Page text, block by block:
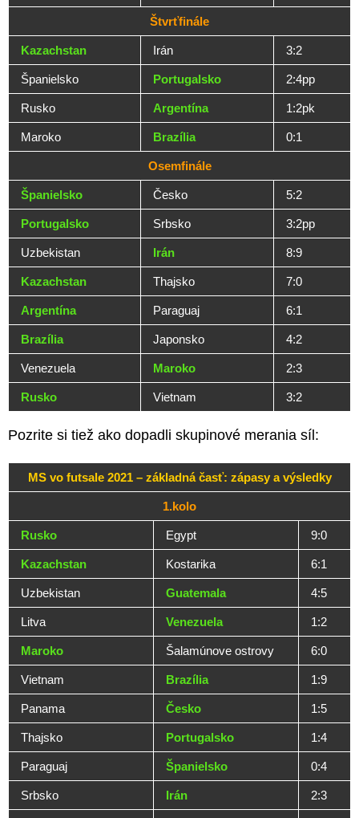
Štvrťfinále
Kazachstan Irán 3:2
Španielsko Portugalsko 2:4pp
Rusko Argentína 1:2pk
Maroko Brazília 0:1
Osemfinále
Španielsko Česko 5:2
Portugalsko Srbsko 3:2pp
Uzbekistan Irán 8:9
Kazachstan Thajsko 7:0
Argentína Paraguaj 6:1
Brazília Japonsko 4:2
Venezuela Maroko 2:3
Rusko Vietnam 3:2
Pozrite si tiež ako dopadli skupinové merania síl:
MS vo futsale 2021 – základná časť: zápasy a výsledky
1.kolo
Rusko Egypt 9:0
Kazachstan Kostarika 6:1
Uzbekistan Guatemala 4:5
Litva Venezuela 1:2
Maroko Šalamúnove ostrovy 6:0
Vietnam Brazília 1:9
Panama Česko 1:5
Thajsko Portugalsko 1:4
Paraguaj Španielsko 0:4
Srbsko Irán 2:3